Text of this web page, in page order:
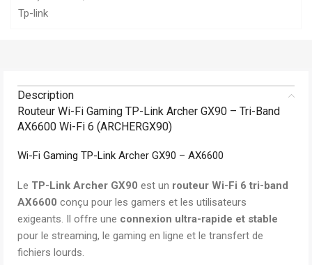
Tp-link
Description
Routeur Wi-Fi Gaming TP-Link Archer GX90 – Tri-Band
AX6600 Wi-Fi 6 (ARCHERGX90)
Wi-Fi Gaming TP-Link Archer GX90 – AX6600
Le TP-Link Archer GX90 est un routeur Wi-Fi 6 tri-band
AX6600 conçu pour les gamers et les utilisateurs
exigeants. Il offre une connexion ultra-rapide et stable
pour le streaming, le gaming en ligne et le transfert de
fichiers lourds.